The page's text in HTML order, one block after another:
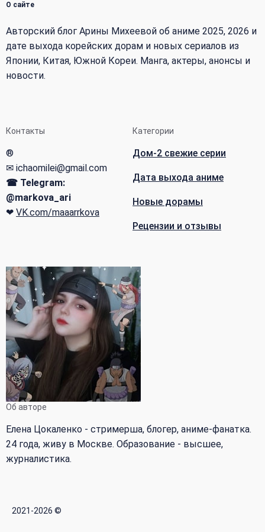
О сайте
Авторский блог Арины Михеевой об аниме 2025, 2026 и
дате выхода корейских дорам и новых сериалов из
Японии, Китая, Южной Кореи. Манга, актеры, анонсы и
новости.
Контакты
®
✉ ichaomilei@gmail.com
☎ Telegram:
@markova_ari
❤ VK.com/maaarrkova
Категории
Дом-2 свежие серии
Дата выхода аниме
Новые дорамы
Рецензии и отзывы
Об авторе
Елена Цокаленко - стримерша, блогер, аниме-фанатка.
24 года, живу в Москве. Образование - высшее,
журналистика.
2021-2026 ©